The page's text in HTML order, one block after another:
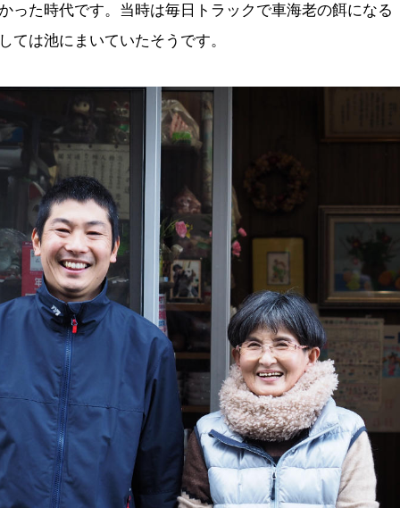
った時代です。当時は毎日トラックで車海老の餌になる
ては池にまいていたそうです。